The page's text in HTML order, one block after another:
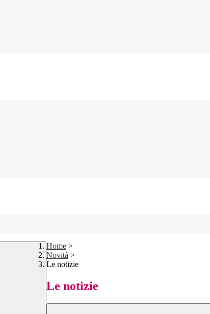
Home >
Novità >
Le notizie
Le notizie